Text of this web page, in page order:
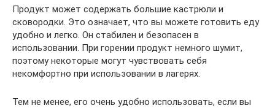
Продукт может содержать большие кастрюли и
сковородки. Это означает, что вы можете готовить еду
удобно и легко. Он стабилен и безопасен в
использовании. При горении продукт немного шумит,
поэтому некоторые могут чувствовать себя
некомфортно при использовании в лагерях.
Тем не менее, его очень удобно использовать, если вы